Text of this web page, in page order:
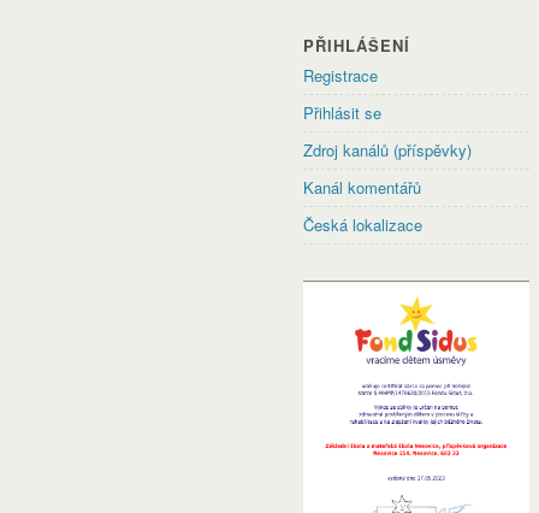
PŘIHLÁŠENÍ
Registrace
Přihlásit se
Zdroj kanálů (příspěvky)
Kanál komentářů
Česká lokalizace